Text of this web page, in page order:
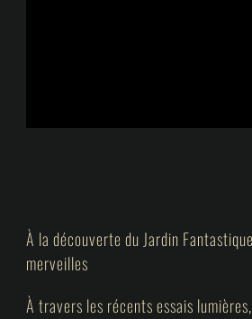
À la découverte du Jardin
merveilles
À travers les récents essais